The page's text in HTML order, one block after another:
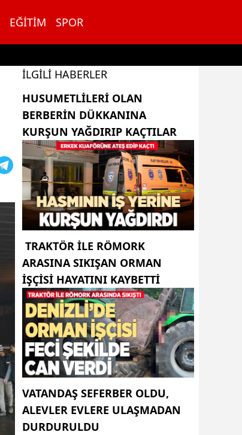
EĞITIM SPOR
İLGILI HABERLER
HUSUMETLILERI OLAN
BERBERIN DÜKKANINA
KURŞUN YAĞDIRIP KAÇTILAR
TRAKTÖR ILE RÖMORK
ARASINA SIKIŞAN ORMAN
IŞÇISI HAYATINI KAYBETTI
VATANDAŞ SEFERBER OLDU,
ALEVLER EVLERE ULAŞMADAN
DURDURULDU